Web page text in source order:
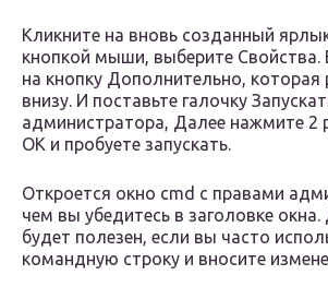
Кликните на вновь созданный
кнопкой мыши, выберите Свойства.
на кнопку Дополнительно, которая
внизу. И поставьте галочку
администратора, Далее нажмите 2
ОК и пробуете запускать.
Откроется окно cmd с правами
чем вы убедитесь в заголовке
будет полезен, если вы часто
командную строку и вносите